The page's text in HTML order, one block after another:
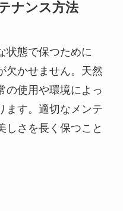
ナンス方法
状態で保つために
欠かせません。天然
の使用や環境によっ
ます。適切なメンテ
しさを長く保つこと